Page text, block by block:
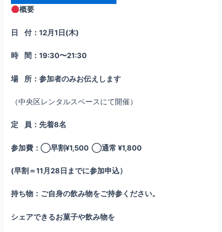
概要
日 付：12月1 日 (木)
時 間：19:30〜21:30
場 所：参加者のみお伝えします
（中央区レンタルスペースにて開催）
定 員：先着8名
参加費：◯早割¥1,500◯通常 ¥1,800
(早割＝11月28日までに参加申込）
持ち物：ご自身の飲み物をご持参ください。
シェアできるお菓子や飲み物を